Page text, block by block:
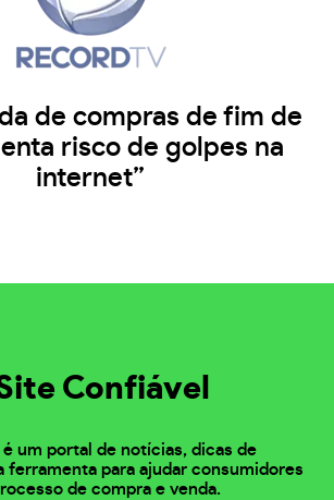
de compras de fim de
risco de golpes na
internet”
Confiável
um portal de notícias, dicas de
ferramenta para ajudar consumidores
de compra e venda.